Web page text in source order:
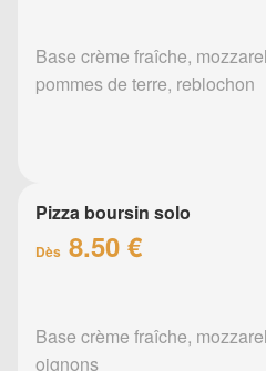
Base crème fraîche,
pommes de terre, reblochon
Pizza boursin solo
Dès 8.50 €
Base crème fraîche,
oignons